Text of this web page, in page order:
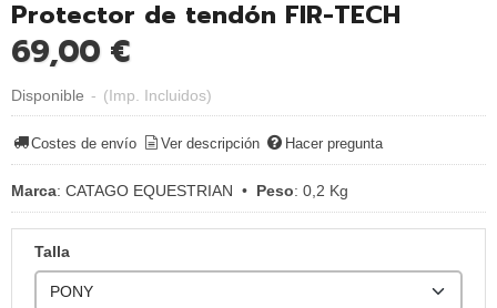
Protector de tendón FIR-TECH
69,00 €
Disponible - (Imp. Incluidos)
Costes de envío Ver descripción Hacer pregunta
Marca: CATAGO EQUESTRIAN • Peso: 0,2 Kg
Talla